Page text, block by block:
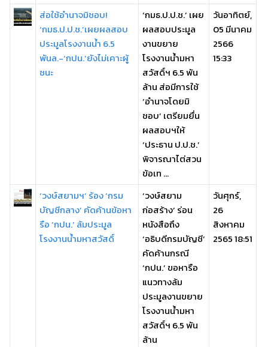
ส่อใช้อำนาจมิชอบ!
‘กมธ.ป.ป.ช.’เผยผลสอบ
ประมูลโรงงานน้ำ 6.5
พันล.-‘กปน.’ยังไม่เคาะผู้
ชนะ
‘กมธ.ป.ป.ช.’ เผย
ผลสอบประมูล
งานขยาย
โรงงานน้ำมหา
สวัสดิ์ฯ 6.5 พัน
ล้าน ส่อมีการใช้
‘อำนาจโดยมิ
ชอบ’ เตรียมยื่น
ผลสอบฯให้
‘ประธาน ป.ป.ช.’
พิจารณาไต่สวน
ข้อเท ...
วันอาทิตย์,
05 มีนาคม
2566
15:33
‘วงษ์สยามฯ’ ร้อง ‘กรม
บัญชีกลาง’ คัดค้านข้อหา
รือ ‘กปน.’ ล้มประมูล
โรงงานน้ำมหาสวัสดิ์
‘วงษ์สยาม
ก่อสร้าง’ ร่อน
หนังสือถึง
‘อธิบดีกรมบัญชี’
คัดค้านกรณี
‘กปน.’ ขอหารือ
แนวทางล้ม
ประมูลงานขยาย
โรงงานน้ำมหา
สวัสดิ์ฯ 6.5 พัน
ล้าน
วันศุกร์,
26
สิงหาคม
2565 18:51